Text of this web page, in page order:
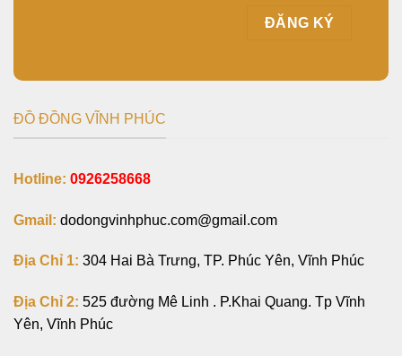
ĐỒ ĐỒNG VĨNH PHÚC
Hotline: 0926258668
Gmail: dodongvinhphuc.com@gmail.com
Địa Chỉ 1: 304 Hai Bà Trưng, TP. Phúc Yên, Vĩnh Phúc
Địa Chỉ 2: 525 đường Mê Linh . P.Khai Quang. Tp Vĩnh
Yên, Vĩnh Phúc